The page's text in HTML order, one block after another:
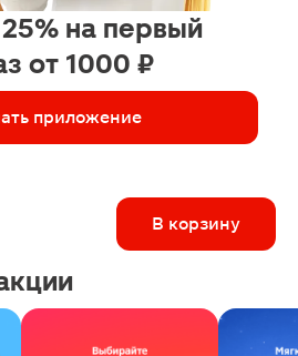
на первый
от 1000 ₽
приложение
В корзину